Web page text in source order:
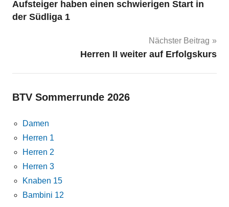
Aufsteiger haben einen schwierigen Start in
der Südliga 1
Nächster Beitrag
Herren II weiter auf Erfolgskurs
BTV Sommerrunde 2026
Damen
Herren 1
Herren 2
Herren 3
Knaben 15
Bambini 12